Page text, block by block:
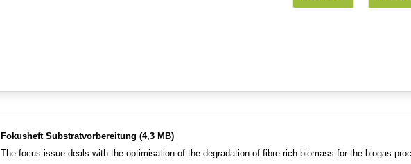
Fokusheft Substratvorbereitung (4,3 MB)
The focus issue deals with the optimisation of the degradation of fibre-rich biomass for the biogas